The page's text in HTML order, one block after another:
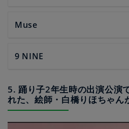
Muse
9 NINE
5. 踊り子2年生時の出演公演
れた、絵師・白橋りほちゃん